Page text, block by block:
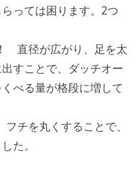
っては困ります。2つ
直径が広がり、足を太
すことで、ダッチオー
べる量が格段に増して
チを丸くすることで、
た。